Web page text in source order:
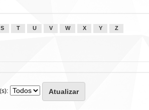
S T U V W X Y Z